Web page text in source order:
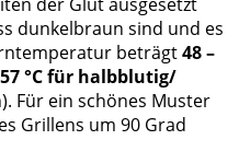
der Glut ausgesetzt
dunkelbraun sind und es
beträgt48 –
57 °C für halbblutig/
Für ein schönes Muster
Grillens um 90 Grad